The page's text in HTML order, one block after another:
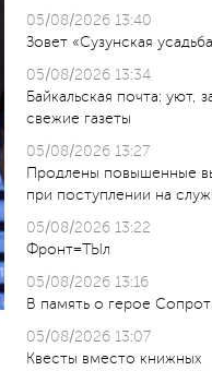
05/08/2026 13:40
Зовет «Сузунская
05/08/2026 13:34
Байкальская почта: уют,
свежие газеты
05/08/2026 13:27
Продлены повышенные
при поступлении на
05/08/2026 13:22
Фронт=ТЫл
05/08/2026 13:16
В память о герое
05/08/2026 13:07
Квесты вместо книжных